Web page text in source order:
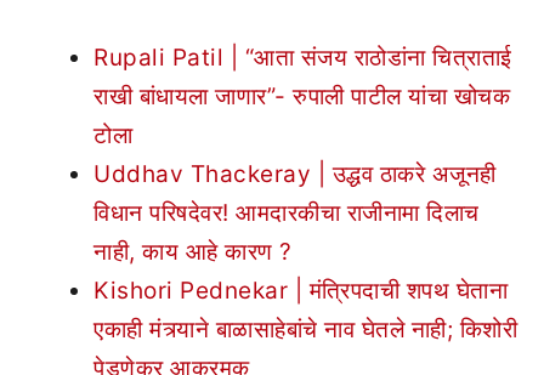
Rupali Patil | “आता संजय राठोडांना चित्राताई
राखी बांधायला जाणार”- रुपाली पाटील यांचा खोचक
टोला
Uddhav Thackeray | उद्धव ठाकरे अजूनही
विधान परिषदेवर! आमदारकीचा राजीनामा दिलाच
नाही, काय आहे कारण ?
Kishori Pednekar | मंत्रिपदाची शपथ घेताना
एकाही मंत्र्याने बाळासाहेबांचे नाव घेतले नाही; किशोरी
पेडणेकर आक्रमक